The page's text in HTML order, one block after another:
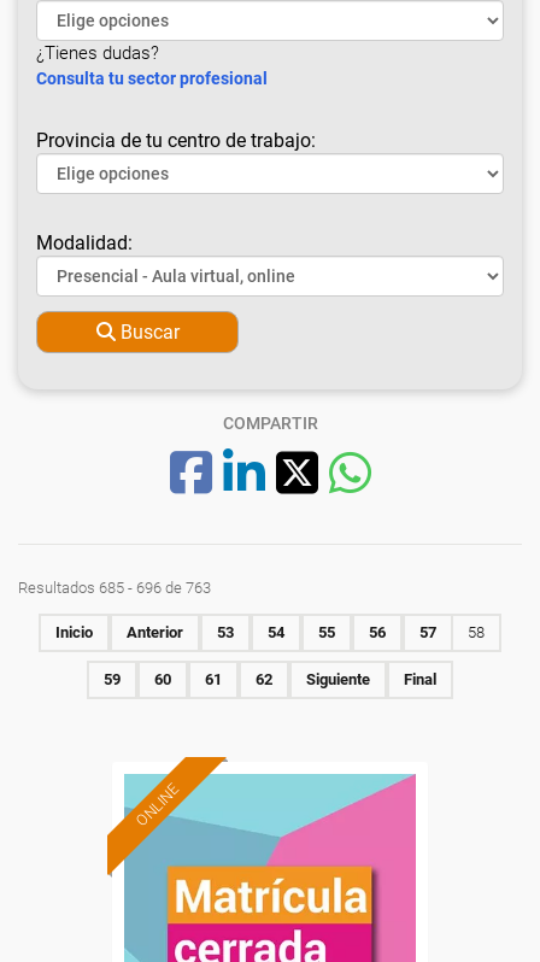
¿Tienes dudas?
Consulta tu sector profesional
Provincia de tu centro de trabajo:
Modalidad:
Buscar
COMPARTIR
Resultados 685 - 696 de 763
Inicio Anterior 53 54 55 56 57 58
59 60 61 62 Siguiente Final
ONLINE